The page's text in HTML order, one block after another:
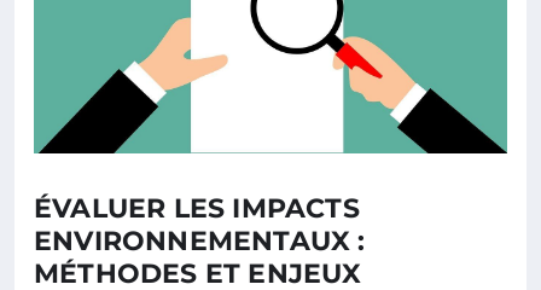
ÉVALUER LES IMPACTS
ENVIRONNEMENTAUX :
MÉTHODES ET ENJEUX